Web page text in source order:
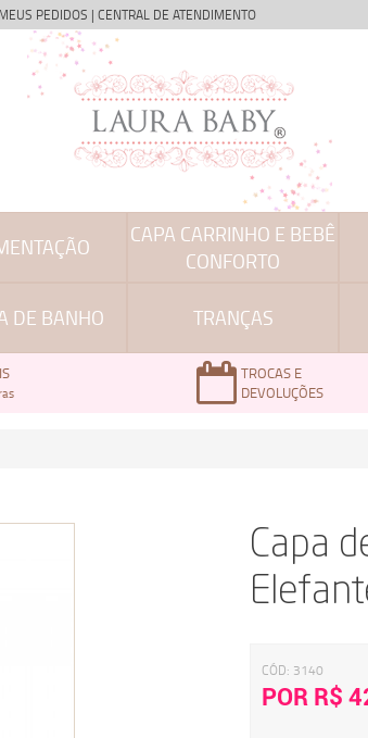
MEUS PEDIDOS | CENTRAL DE ATENDIMENTO
CAPA CARRINHO E BEBÊ
CONFORTO
DE BANHO TRANÇAS
TROCAS E
DEVOLUÇÕES
Capa
CÓD: 3140
POR R$